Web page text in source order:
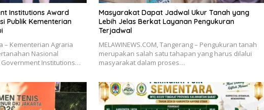
Institutions Award
Publik Kementerian
– Kementerian Agraria
Nasional
Government Institutions…
Masyarakat Dapat Jadwal Ukur Tanah yang
Lebih Jelas Berkat Layanan Pengukuran
Terjadwal
MELAWINEWS.COM, Tangerang – Pengukuran tanah
merupakan salah satu tahapan yang harus dilalui
masyarakat dalam proses…